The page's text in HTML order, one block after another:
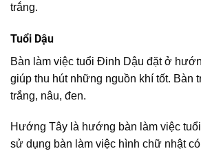
trắng.
Tuổi Dậu
Bàn làm việc tuổi Đinh Dậu đặt ở
giúp thu hút những nguồn khí tốt. Bàn
trắng, nâu, đen.
Hướng Tây là hướng bàn làm việc
sử dụng bàn làm việc hình chữ nhật